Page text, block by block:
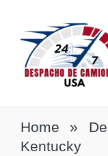
Home »
Kentucky